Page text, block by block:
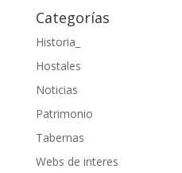
Categorías
Historia_
Hostales
Noticias
Patrimonio
Tabernas
Webs de interes